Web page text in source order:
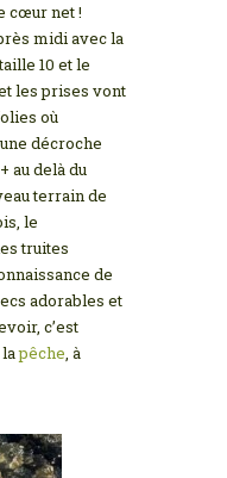
cœur net !
midi avec la
10 et le
les prises vont
où
décroche
au delà du
terrain de
le
truites
de
adorables et
c’est
lapêche, à